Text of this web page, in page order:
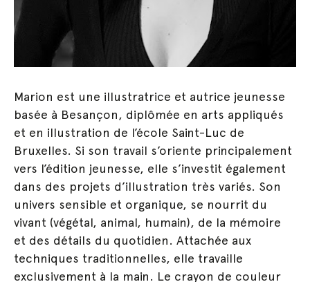
Marion est une illustratrice et autrice jeunesse
basée à Besançon, diplômée en arts appliqués
et en illustration de l’école Saint-Luc de
Bruxelles. Si son travail s’oriente principalement
vers l’édition jeunesse, elle s’investit également
dans des projets d’illustration très variés. Son
univers sensible et organique, se nourrit du
vivant (végétal, animal, humain), de la mémoire
et des détails du quotidien. Attachée aux
techniques traditionnelles, elle travaille
exclusivement à la main. Le crayon de couleur